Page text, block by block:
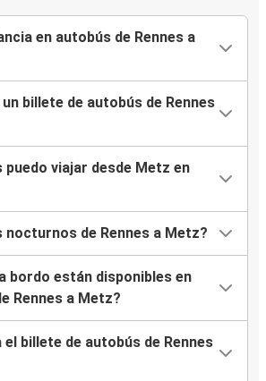
en autobús de Rennes a
billete de autobús de Rennes
puedo viajar desde Metz en
nocturnos de Rennes a Metz?
bordo están disponibles en
Rennes a Metz?
billete de autobús de Rennes